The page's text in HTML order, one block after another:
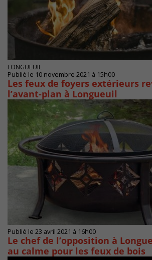
LONGUEUIL
Publié le 10 novembre 2021 à 15h00
Les feux de foyers extérieurs
l’avant-plan à Longueuil
Publié le 23 avril 2021 à 16h00
Le chef de l’opposition à
au calme pour les feux de bois